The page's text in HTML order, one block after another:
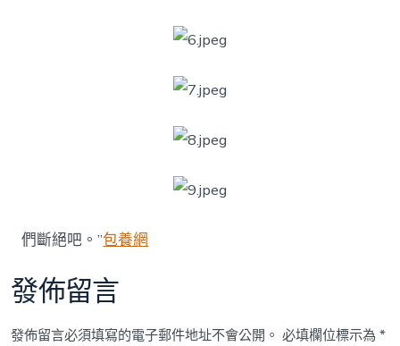
們斷絕吧。”包養網
發佈留言
發佈留言必須填寫的電子郵件地址不會公開。 必填欄位標示為*